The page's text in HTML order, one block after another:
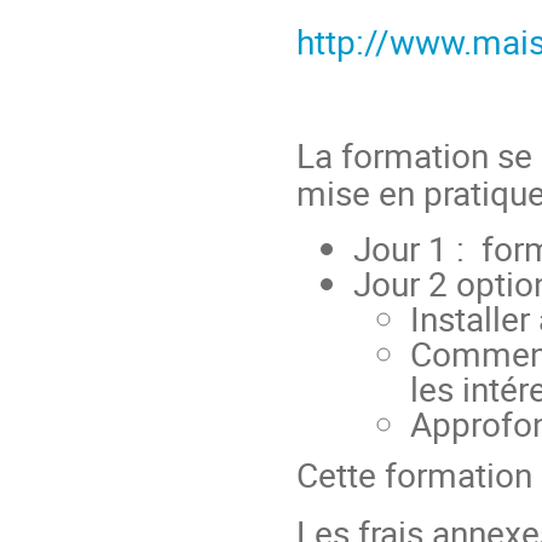
http://
La formation
mise en
Jour 1 :
Jour 2
les
Cette
Les frais